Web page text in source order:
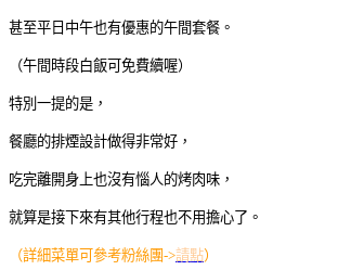
甚至平日中午也有優惠的午間套餐。
（午間時段白飯可免費續喔）
特別一提的是，
餐廳的排煙設計做得非常好，
吃完離開身上也沒有惱人的烤肉味，
就算是接下來有其他行程也不用擔心了。
（詳細菜單可參考粉絲團->請點）